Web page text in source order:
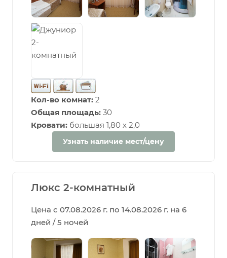
Кол-во комнат: 2
Общая площадь: 30
Кровати: большая 1,80 х 2,0
Узнать наличие мест/цену
Люкс 2-комнатный
Цена с 07.08.2026 г. по 14.08.2026 г. на 6
дней / 5 ночей